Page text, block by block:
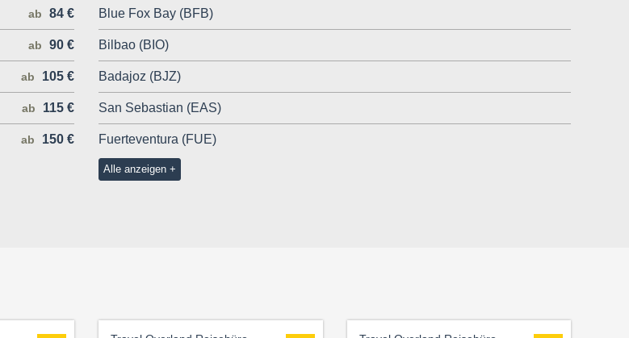
ab 84 €
ab 90 €
ab 105 €
ab 115 €
ab 150 €
Blue Fox Bay (BFB)
Bilbao (BIO)
Badajoz (BJZ)
San Sebastian (EAS)
Fuerteventura (FUE)
Alle anzeigen